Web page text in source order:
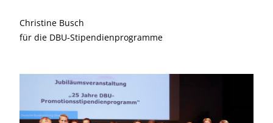
Christine Busch
für die DBU-Stipendienprogramme